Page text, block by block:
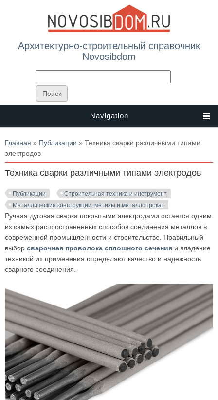
Архитектурно-строительный справочник
Novosibdom
Navigation
Вы здесь
Главная » Публикации » Техника сварки различными типами
электродов
Техника сварки различными типами электродов
Публикации
Строительная техника и инструмент
Металлические конструкции, метизы и металлопрокат
Ручная дуговая сварка покрытыми электродами остается одним
из самых распространенных способов соединения металлов в
современной промышленности и строительстве. Правильный
выбор сварочная проволока сплошного сечения и владение
техникой их применения определяют качество и надежность
сварного соединения.